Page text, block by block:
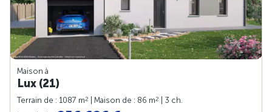
Maison à
Lux (21)
Terrain de : 1087 m2 | Maison de : 86 m2
| 3 ch.